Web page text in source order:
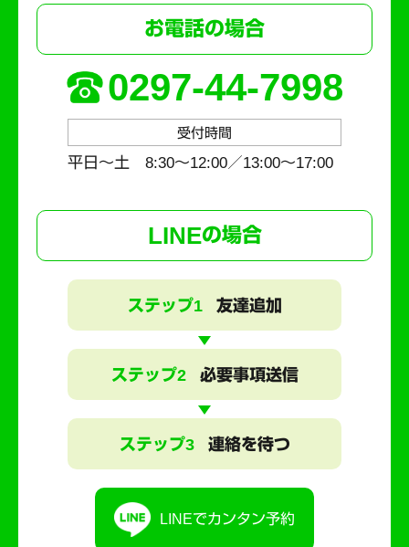
お電話の場合
0297-44-7998
受付時間
平日～土 8:30〜12:00／13:00〜17:00
LINEの場合
ステップ1 友達追加
ステップ2 必要事項送信
ステップ3 連絡を待つ
LINEでカンタン予約